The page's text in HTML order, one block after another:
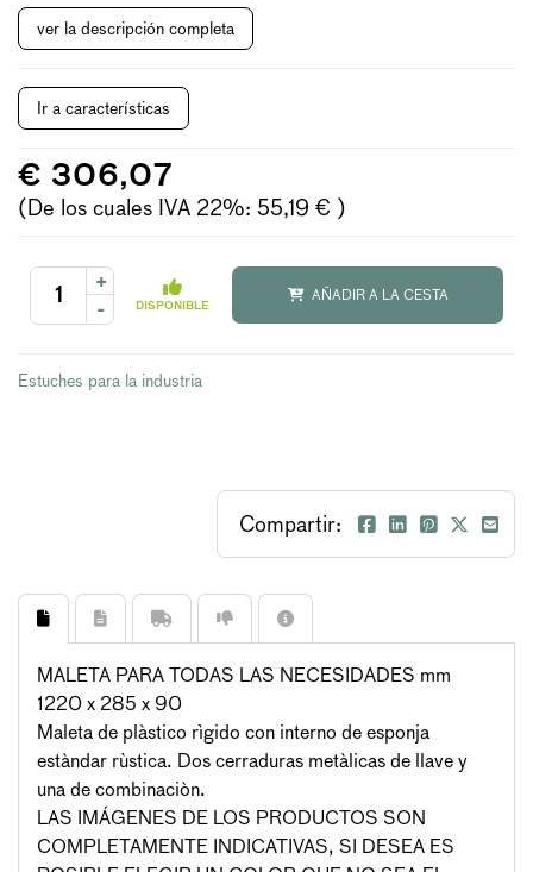
ver la descripción completa
Ir a características
€ 306,07
(De los cuales IVA 22%: 55,19 € )
+
-
DISPONIBLE
AÑADIR A LA CESTA
Estuches para la industria
Compartir:
MALETA PARA TODAS LAS NECESIDADES mm
1220 x 285 x 90
Maleta de plàstico rìgido con interno de esponja
estàndar rùstica. Dos cerraduras metàlicas de llave y
una de combinaciòn.
LAS IMÁGENES DE LOS PRODUCTOS SON
COMPLETAMENTE INDICATIVAS, SI DESEA ES